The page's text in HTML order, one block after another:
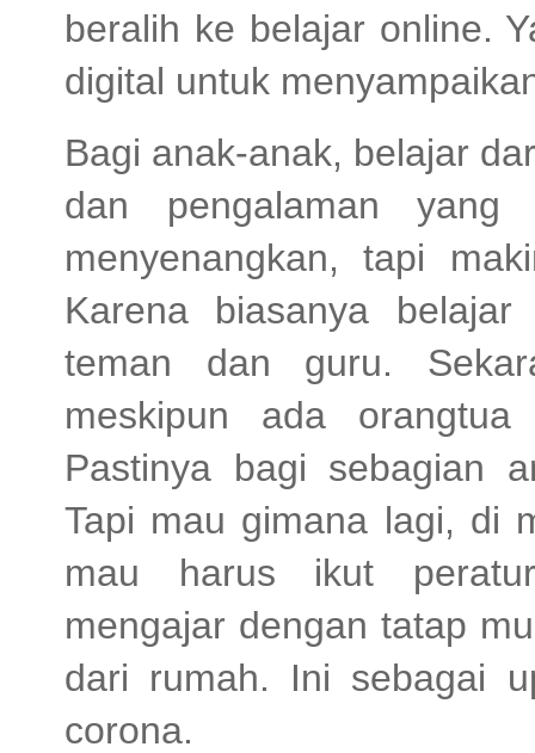
beralih ke belajar online.
digital untuk
Bagi anak-anak, belajar
dan pengalaman yang
menyenangkan, tapi
Karena biasanya
teman dan guru.
meskipun ada
Pastinya bagi sebagian
Tapi mau gimana lagi, di
mau harus ikut
mengajar dengan tatap
dari rumah. Ini sebagai
corona.